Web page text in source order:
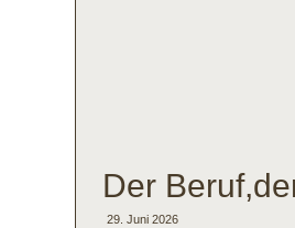
Der
29. Juni 2026